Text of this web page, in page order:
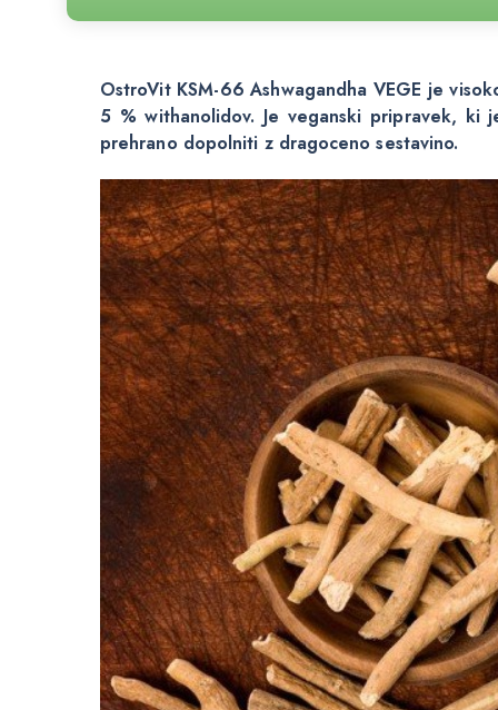
OstroVit KSM-66 Ashwagandha VEGE je
5 % withanolidov. Je veganski pripravek,
prehrano dopolniti z dragoceno sestavino.